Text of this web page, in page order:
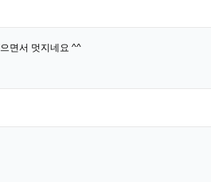
면서 멋지네요 ^^